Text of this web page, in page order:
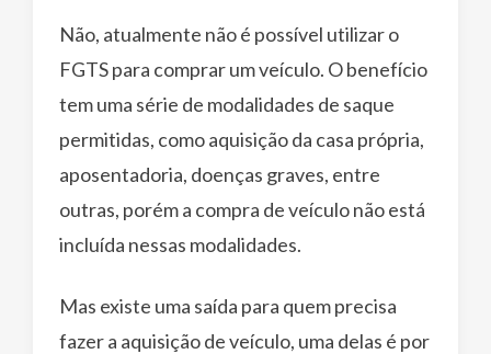
Não, atualmente não é possível utilizar o
FGTS para comprar um veículo. O benefício
tem uma série de modalidades de saque
permitidas, como aquisição da casa própria,
aposentadoria, doenças graves, entre
outras, porém a compra de veículo não está
incluída nessas modalidades.
Mas existe uma saída para quem precisa
fazer a aquisição de veículo, uma delas é por